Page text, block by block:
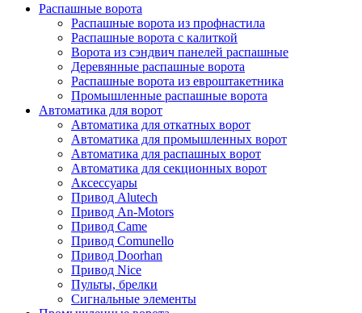
Распашные ворота
Распашные ворота из профнастила
Распашные ворота с калиткой
Ворота из сэндвич панелей распашные
Деревянные распашные ворота
Распашные ворота из евроштакетника
Промышленные распашные ворота
Автоматика для ворот
Автоматика для откатных ворот
Автоматика для промышленных ворот
Автоматика для распашных ворот
Автоматика для секционных ворот
Аксессуары
Привод Alutech
Привод An-Motors
Привод Came
Привод Comunello
Привод Doorhan
Привод Nice
Пульты, брелки
Сигнальные элементы